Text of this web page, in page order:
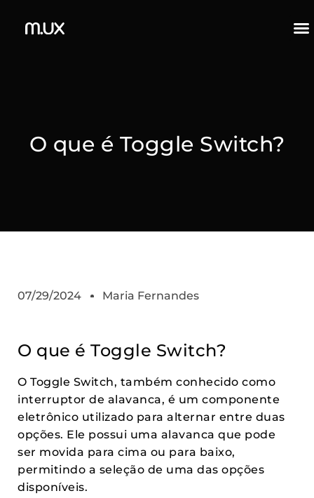
O que é Toggle Switch?
07/29/2024 Maria Fernandes
O que é Toggle Switch?
O Toggle Switch, também conhecido como
interruptor de alavanca, é um componente
eletrônico utilizado para alternar entre duas
opções. Ele possui uma alavanca que pode
ser movida para cima ou para baixo,
permitindo a seleção de uma das opções
disponíveis.